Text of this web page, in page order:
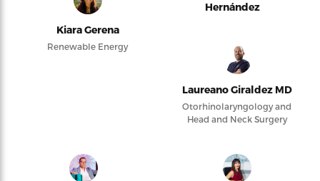
Kiara Gerena
Renewable Energy
Hernández
Laureano Giraldez MD
Otorhinolaryngology and
Head and Neck Surgery